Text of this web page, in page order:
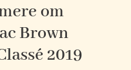
om
Brown
2019